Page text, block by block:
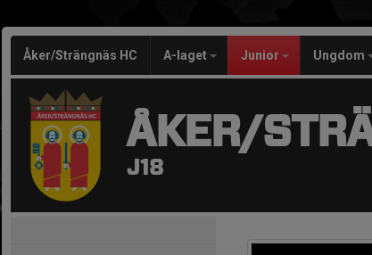
Åker/Strängnäs HC A-laget Junior Ungdom
ÅKER/
J18